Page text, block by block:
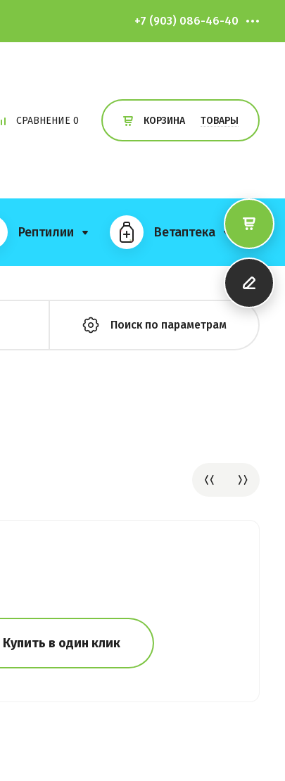
+7 (903) 086-46-40
СРАВНЕНИЕ 0 КОРЗИНА ТОВАРЫ
Рептилии Ветаптека
Поиск по параметрам
Купить в один клик